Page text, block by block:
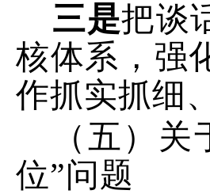
三是把谈
核体系，强
作抓实抓细
（五）
位”问题